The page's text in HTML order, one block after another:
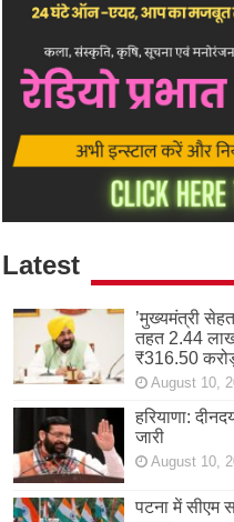
Latest
’मुख्यमंत्री
तहत 2.44
₹316.50
August 10,
हरियाणा:
जारी
August 10,
पटना में सीएम